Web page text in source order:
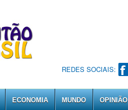
REDES SOCIAIS:
ECONOMIA MUNDO OPINIÃO